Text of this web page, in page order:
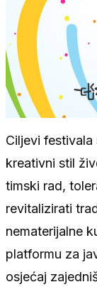
Ciljevi
kreativni stil
timski rad,
revitalizirati
nematerijalne
platformu za
osjećaj